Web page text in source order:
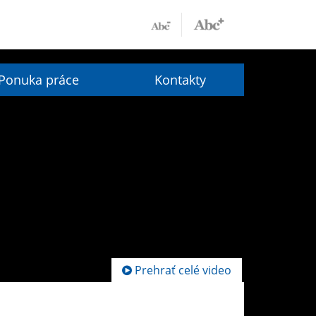
práce Kontakty
Prehrať celé video